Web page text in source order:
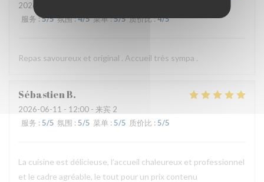
2026-06-11
服务:5/5 氛围:4/5 菜单:5/5 质价比:4/5
Repas savoureux et original . Accueil très sympa .
SébastienB
2026-06-11 - 12:00 - 来宾 2
服务 : 5/5 氛围 : 5/5 菜单 : 5/5 质价比 : 5/5
La cuisine est délicieuse, l’accueil chaleureux et professionnel
et le cadre agréable, le tout pour un prix contenu